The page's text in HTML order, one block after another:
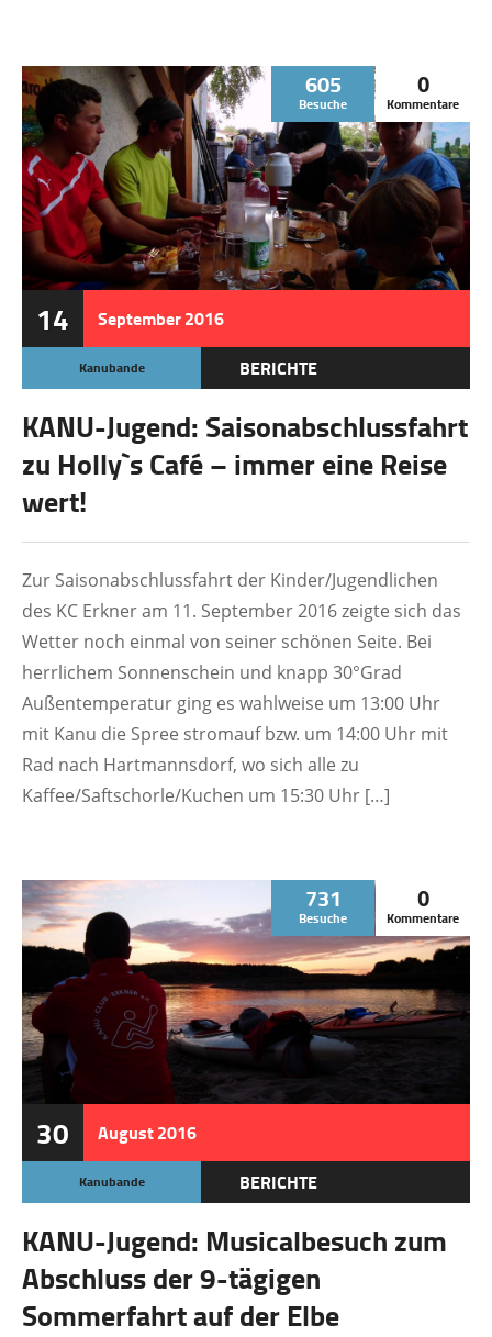
14 September2016
605
Besuche
0
Kommentare
Kanubande BERICHTE
KANU-Jugend: Saisonabschlussfahrt
zu Holly`s Café – immer eine Reise
wert!
Zur Saisonabschlussfahrt der Kinder/Jugendlichen
des KC Erkner am 11. September 2016 zeigte sich das
Wetter noch einmal von seiner schönen Seite. Bei
herrlichem Sonnenschein und knapp 30°Grad
Außentemperatur ging es wahlweise um 13:00 Uhr
mit Kanu die Spree stromauf bzw. um 14:00 Uhr mit
Rad nach Hartmannsdorf, wo sich alle zu
Kaffee/Saftschorle/Kuchen um 15:30 Uhr […]
30 August2016
731
Besuche
0
Kommentare
Kanubande BERICHTE
KANU-Jugend: Musicalbesuch zum
Abschluss der 9-tägigen
Sommerfahrt auf der Elbe